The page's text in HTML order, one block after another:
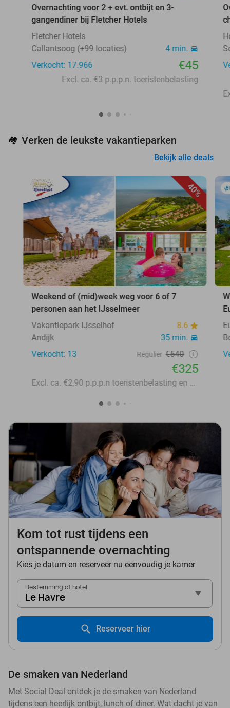
Overnachting voor 2 + evt. ontbijt en 3-
gangendiner bij Fletcher Hotels
Fletcher Hotels
Callantsoog (+99 locaties)
4 min.
Verkocht: 17.966
€45
Excl. ca. €3 p.p.p.n. toeristenbelasting
🏘️ Verken de leukste vakantieparken
Bekijk alle deals
40%
Weekend of (mid)week weg voor 6 of 7
personen aan het IJsselmeer
Vakantiepark IJsselhof
8.6
Andijk
35 min.
Verkocht: 13
Regulier €540
€325
Excl. ca. €2,90 p.p.p.n toeristenbelasting en €13 p.p. bedlinnen
Kom tot rust tijdens een
ontspannende overnachting
Kies je datum en reserveer nu eenvoudig je kamer
Bestemming of hotel
Le Havre
Reserveer hier
De smaken van Nederland
Met Social Deal ontdek je de smaken van Nederland
tijdens een heerlijk ontbijt, lunch of diner. Wat dacht je van